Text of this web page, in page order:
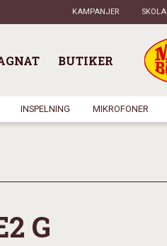
KAMPANJER SKOLA
BUTIKER
INSPELNING MIKROFONER
G